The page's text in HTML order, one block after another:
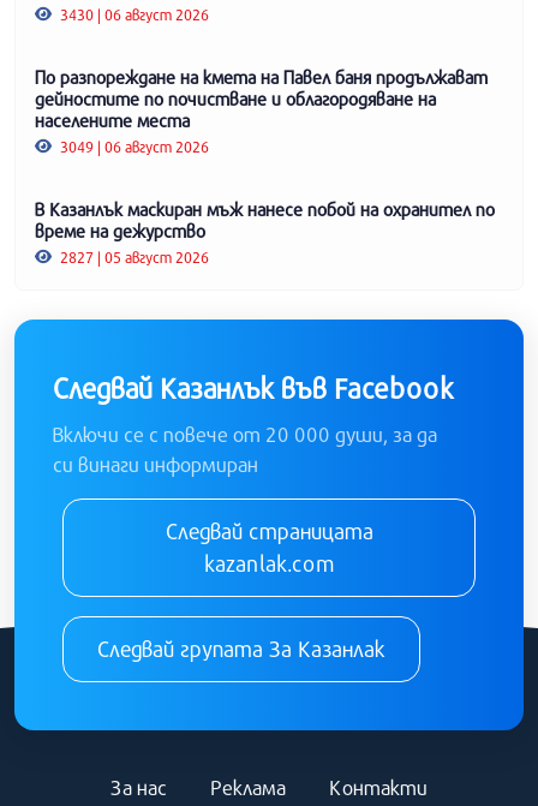
3430 | 06 август 2026
По разпореждане на кмета на Павел баня продължават
дейностите по почистване и облагородяване на
населените места
3049 | 06 август 2026
В Казанлък маскиран мъж нанесе побой на охранител по
време на дежурство
2827 | 05 август 2026
Следвай Казанлък във Facebook
Включи се с повече от 20 000 души, за да
си винаги информиран
Следвай страницата
kazanlak.com
Следвай групата За Казанлак
За нас Реклама Контакти